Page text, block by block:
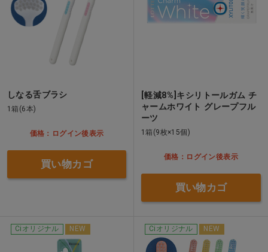
しなる舌ブラシ
1箱(6本)
価格：ログイン後表示
買い物カゴ
[軽減8%]キシリトールガム チ
ャームホワイト グレープフル
ーツ
1箱(9枚×15個)
価格：ログイン後表示
買い物カゴ
Ciオリジナル NEW Ciオリジナル NEW